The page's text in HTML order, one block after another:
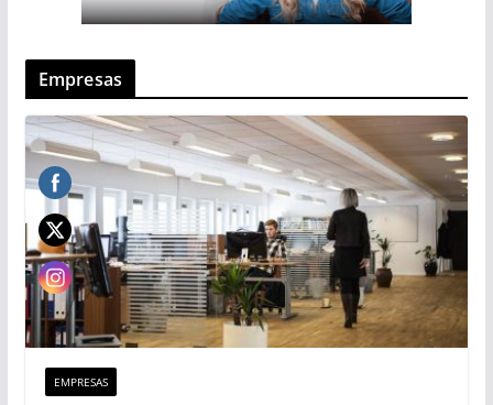
Empresas
EMPRESAS